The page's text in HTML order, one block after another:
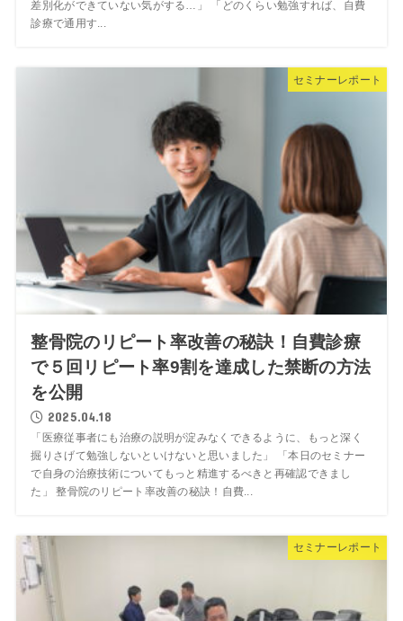
差別化ができていない気がする…」 「どのくらい勉強すれば、自費
診療で通用す...
セミナーレポート
整骨院のリピート率改善の秘訣！自費診療
で５回リピート率9割を達成した禁断の方法
を公開
2025.04.18
「医療従事者にも治療の説明が淀みなくできるように、もっと深く
掘りさげて勉強しないといけないと思いました」 「本日のセミナー
で自身の治療技術についてもっと精進するべきと再確認できまし
た」 整骨院のリピート率改善の秘訣！自費...
セミナーレポート